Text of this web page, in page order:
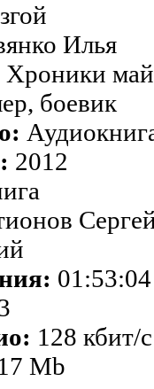
Илья
Хроники
боевик
2012
01:53:04
128 кбит/c
Mb